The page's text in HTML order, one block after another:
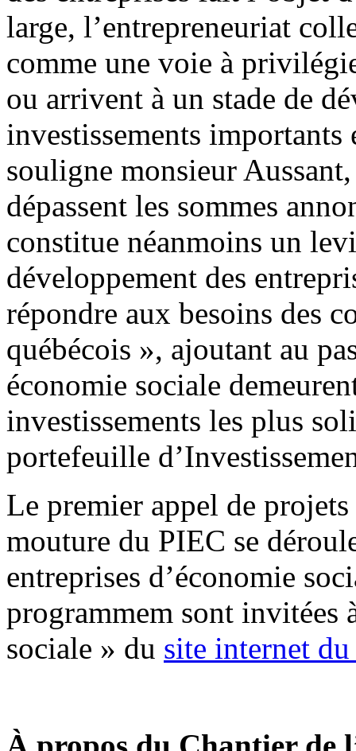
large, l’entrepreneuriat
comme une voie à
ou arrivent à un stade de
investissements
souligne monsieur
dépassent les sommes
constitue néanmoins un
développement des
répondre aux besoins des
québécois », ajoutant au
économie sociale
investissements les plus
portefeuille
Le premier appel de
mouture du PIEC se
entreprises d’économie
programmem sont invitées
sociale » du site internet